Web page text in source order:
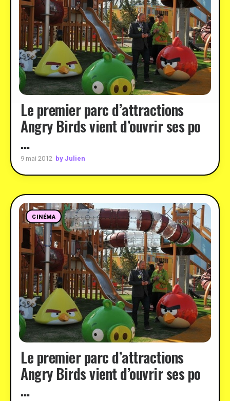
Le premier parc d’attractions
Angry Birds vient d’ouvrir ses po
…
9 mai 2012 by Julien
CINÉMA
Le premier parc d’attractions
Angry Birds vient d’ouvrir ses po
…